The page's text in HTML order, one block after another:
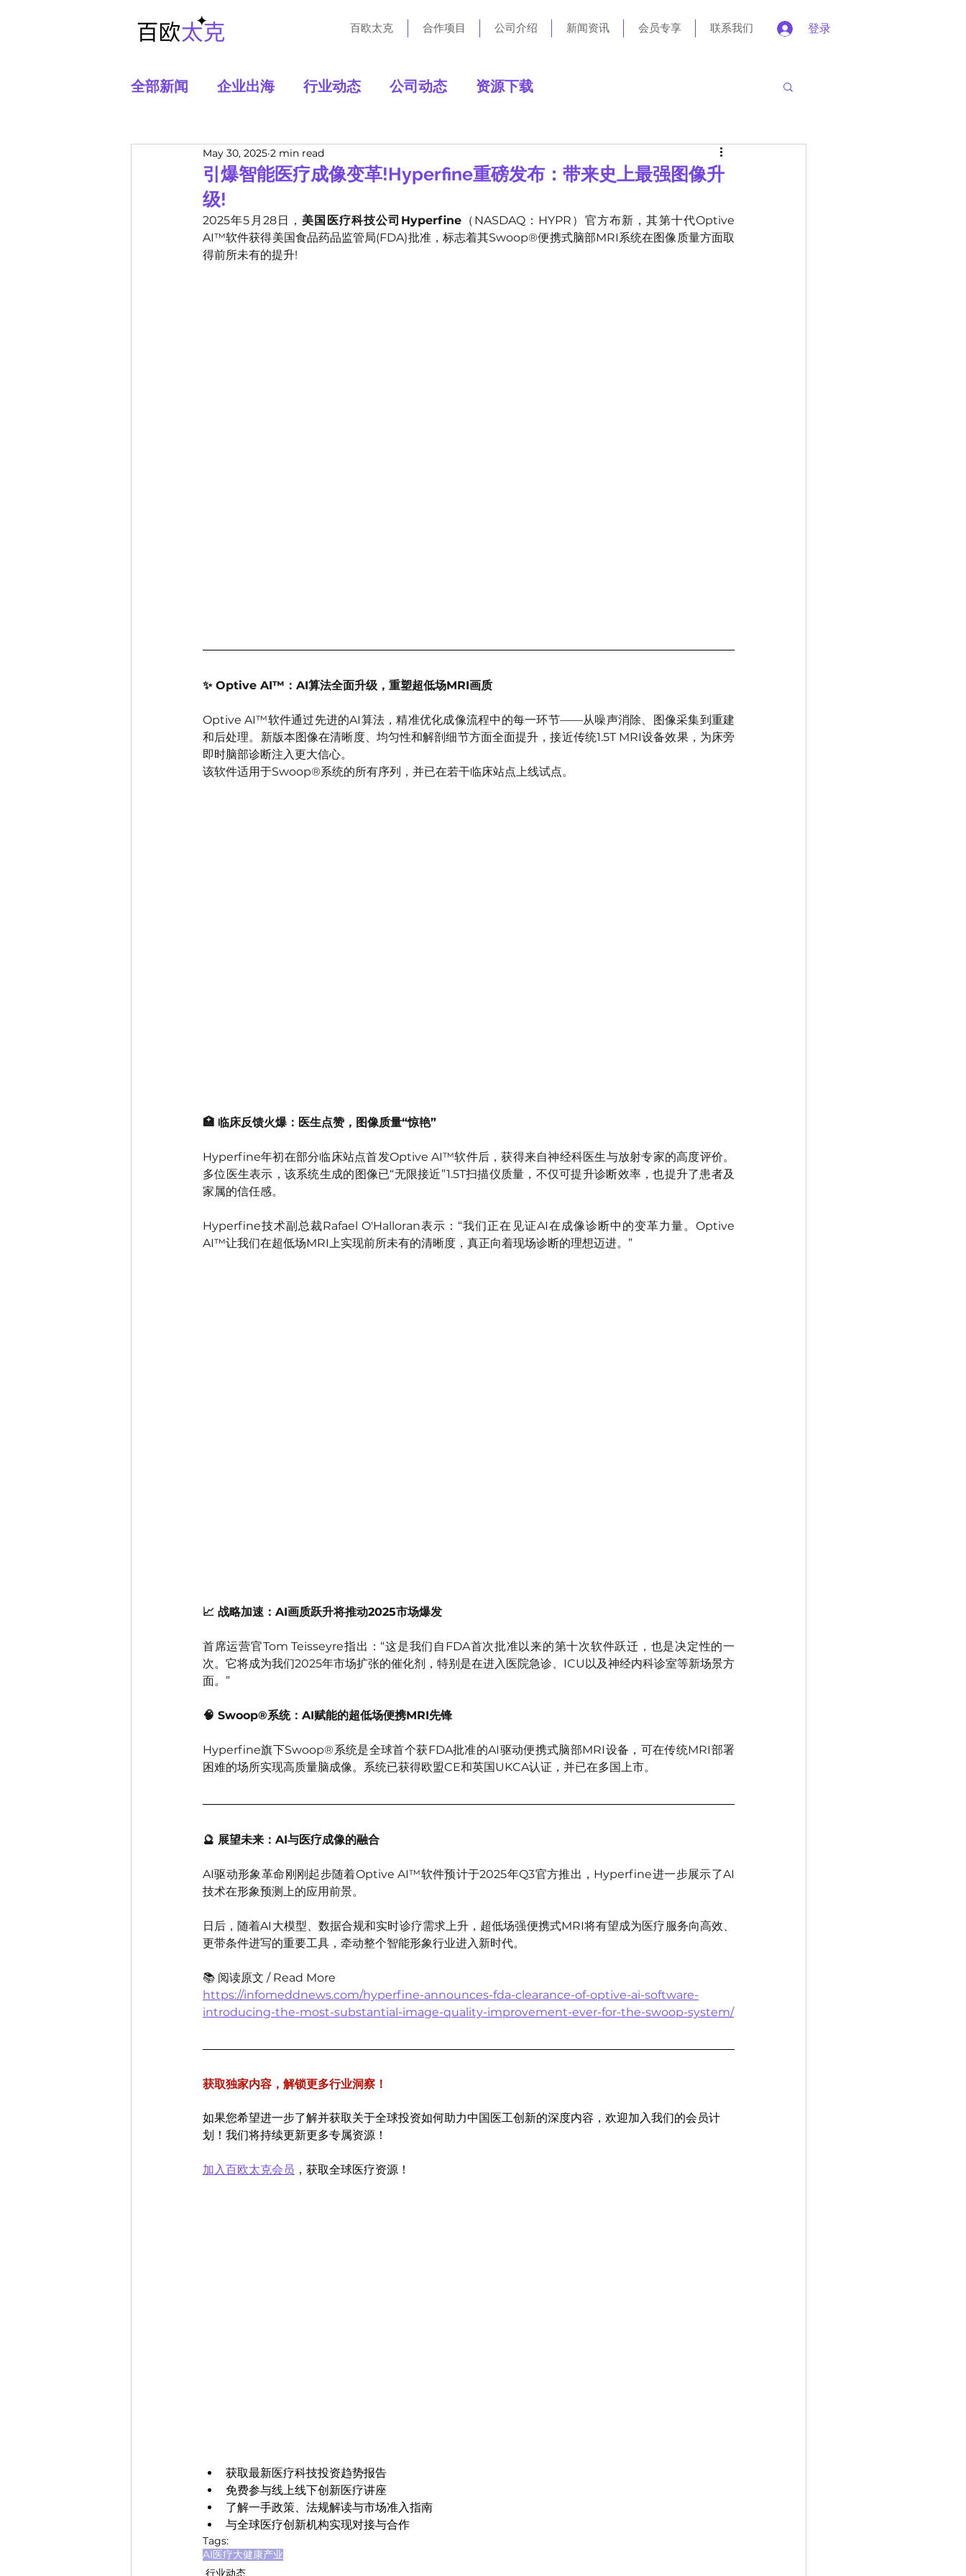
百欧太克 合作项目 公司介绍 新闻资讯 会员专享 联系我们 登录
全部新闻 企业出海 行业动态 公司动态 资源下载
引爆智能医疗成像变革!Hyperfine重磅发布：带来史上最强图像升
级!
May 30, 2025 2 min read
2025年5月28日， 美国医疗科技公司Hyperfine（NASDAQ：HYPR）官方布新，其第十代Optive
AI™软件获得美国食品药品监管局(FDA)批准，标志着其Swoop®便携式脑部MRI系统在图像质量方面取
得前所未有的提升!
✨ Optive AI™：AI算法全面升级，重塑超低场MRI画质
Optive AI™软件通过先进的AI算法，精准优化成像流程中的每一环节——从噪声消除、图像采集到重建
和后处理。新版本图像在清晰度、均匀性和解剖细节方面全面提升，接近传统1.5T MRI设备效果，为床旁
即时脑部诊断注入更大信心。
该软件适用于Swoop®系统的所有序列，并已在若干临床站点上线试点。
🏥 临床反馈火爆：医生点赞，图像质量“惊艳”
Hyperfine年初在部分临床站点首发Optive AI™软件后，获得来自神经科医生与放射专家的高度评价。
多位医生表示，该系统生成的图像已“无限接近”1.5T扫描仪质量，不仅可提升诊断效率，也提升了患者及
家属的信任感。
Hyperfine技术副总裁Rafael O'Halloran表示：“我们正在见证AI在成像诊断中的变革力量。Optive
AI™让我们在超低场MRI上实现前所未有的清晰度，真正向着现场诊断的理想迈进。”
📈 战略加速：AI画质跃升将推动2025市场爆发
首席运营官Tom Teisseyre指出：“这是我们自FDA首次批准以来的第十次软件跃迁，也是决定性的一
次。它将成为我们2025年市场扩张的催化剂，特别是在进入医院急诊、ICU以及神经内科诊室等新场景方
面。”
🧠 Swoop®系统：AI赋能的超低场便携MRI先锋
Hyperfine旗下Swoop®系统是全球首个获FDA批准的AI驱动便携式脑部MRI设备，可在传统MRI部署
困难的场所实现高质量脑成像。系统已获得欧盟CE和英国UKCA认证，并已在多国上市。
🔮 展望未来：AI与医疗成像的融合
AI驱动形象革命刚刚起步随着Optive AI™软件预计于2025年Q3官方推出，Hyperfine进一步展示了AI
技术在形象预测上的应用前景。
日后，随着AI大模型、数据合规和实时诊疗需求上升，超低场强便携式MRI将有望成为医疗服务向高效、
更带条件进写的重要工具，牵动整个智能形象行业进入新时代。
📚 阅读原文 / Read More
https://infomeddnews.com/hyperfine-announces-fda-clearance-of-optive-ai-software-
introducing-the-most-substantial-image-quality-improvement-ever-for-the-swoop-system/
获取独家内容，解锁更多行业洞察！
如果您希望进一步了解并获取关于全球投资如何助力中国医工创新的深度内容，欢迎加入我们的会员计
划！我们将持续更新更多专属资源！
加入百欧太克会员 ，获取全球医疗资源！
获取最新医疗科技投资趋势报告
免费参与线上线下创新医疗讲座
了解一手政策、法规解读与市场准入指南
与全球医疗创新机构实现对接与合作
Tags:
AI医疗大健康产业
行业动态